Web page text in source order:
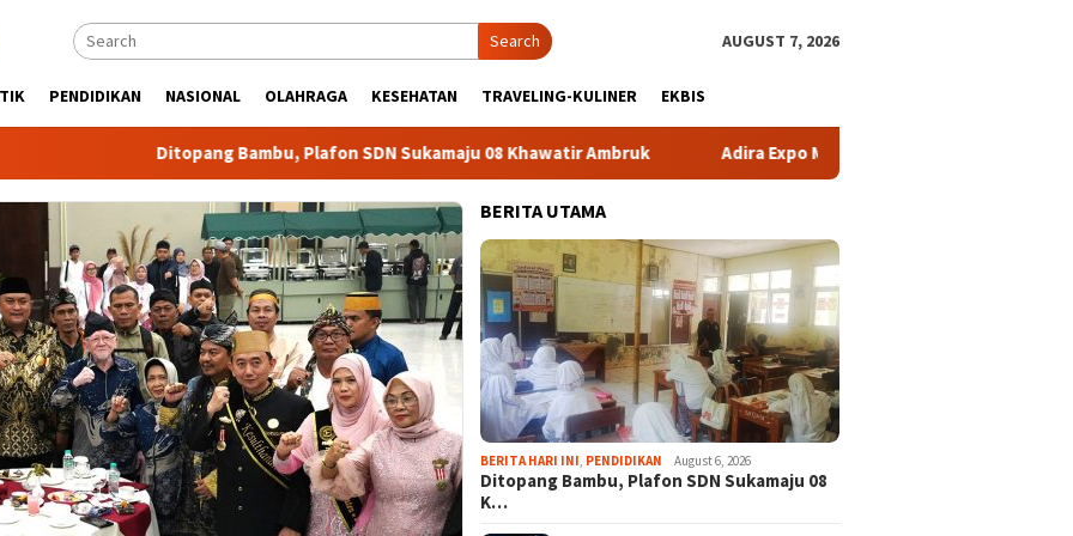
Search AUGUST 7, 2026
PENDIDIKAN NASIONAL OLAHRAGA KESEHATAN TRAVELING-KULINER EKBIS
Ditopang Bambu, Plafon SDN Sukamaju 08 Khawatir Ambruk Adira Expo Merdeka Tawarkan Bunga 1,76 Persen
BERITA UTAMA
BERITA HARI INI PENDIDIKAN August 6, 2026
Ditopang Bambu, Plafon SDN Sukamaju 08
K…